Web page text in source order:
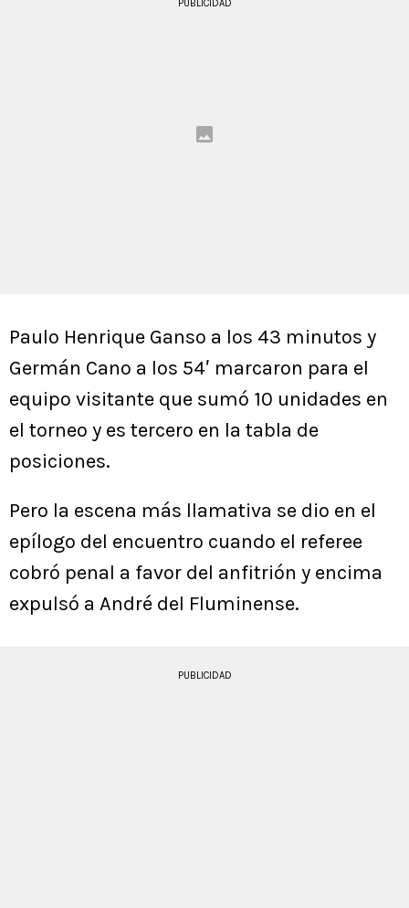
PUBLICIDAD
Paulo Henrique Ganso a los 43 minutos y
Germán Cano a los 54′ marcaron para el
equipo visitante que sumó 10 unidades en
el torneo y es tercero en la tabla de
posiciones.
Pero la escena más llamativa se dio en el
epílogo del encuentro cuando el referee
cobró penal a favor del anfitrión y encima
expulsó a André del Fluminense.
PUBLICIDAD